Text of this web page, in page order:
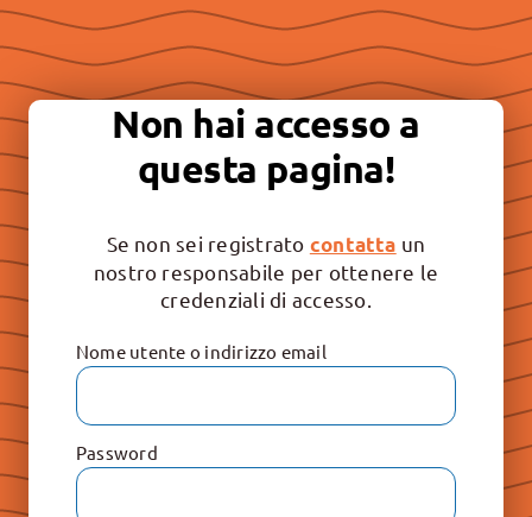
Non hai accesso a
questa pagina!
Se non sei registrato contatta un
nostro responsabile per ottenere le
credenziali di accesso.
Nome utente o indirizzo email
Password
Essere “buona stampa” per
continuare a promuovere la
libertà e il rispetto dei valori
irrinunciabili: Vita, Famiglia e